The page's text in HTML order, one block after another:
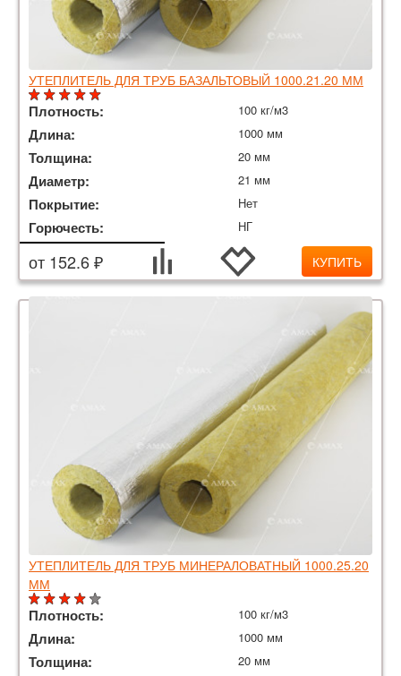
УТЕПЛИТЕЛЬ ДЛЯ ТРУБ БАЗАЛЬТОВЫЙ 1000.21.20 ММ
Плотность: 100 кг/м3
Длина: 1000 мм
Толщина: 20 мм
Диаметр: 21 мм
Покрытие: Нет
Горючесть: НГ
от 152.6 ₽ КУПИТЬ
УТЕПЛИТЕЛЬ ДЛЯ ТРУБ МИНЕРАЛОВАТНЫЙ 1000.25.20
ММ
Плотность: 100 кг/м3
Длина: 1000 мм
Толщина: 20 мм